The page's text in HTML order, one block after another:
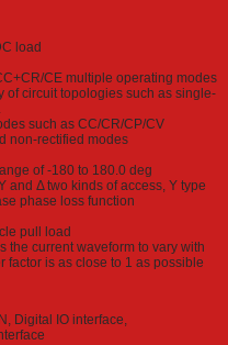
load
CE multiple operating modes
of circuit topologies such as single-
such as CC/CR/CP/CV
non-rectified modes
of -180 to 180.0 deg
and Δ two kinds of access, Y type
phase loss function
pull load
the current waveform to vary with
factor is as close to 1 as possible
Digital IO interface,